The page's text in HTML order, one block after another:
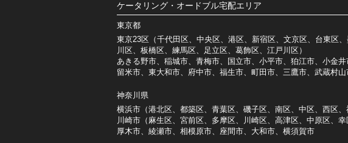
ケータリング・オードブル宅配エリア
東京都
東京23区（千代田区、中央区、港区、新宿区、文京区、台東区
川区、板橋区、練馬区、足立区、葛飾区、江戸川区）
あきる野市、稲城市、青梅市、国立市、小平市、狛江市、小金
留米市、東大和市、府中市、福生市、町田市、三鷹市、武蔵村
神奈川県
横浜市（港北区、都築区、青葉区、磯子区、南区、中区、西区
川崎市（麻生区、宮前区、多摩区、川崎区、高津区、中原区、幸
厚木市、綾瀬市、相模原市、座間市、大和市、横須賀市